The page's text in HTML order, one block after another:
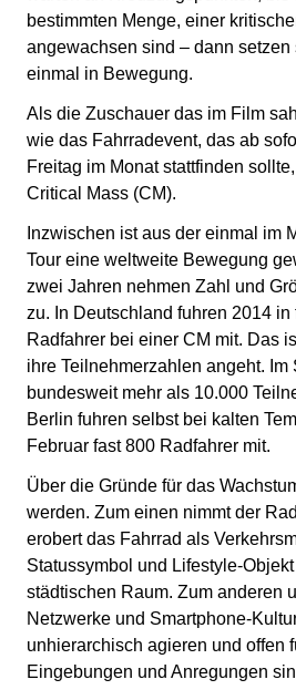
bestimmten Menge, einer
angewachsen sind – dann
einmal in Bewegung.
Als die Zuschauer das im Film
wie das Fahrradevent, das ab
Freitag im Monat stattfinden
Critical Mass (CM).
Inzwischen ist aus der einmal im
Tour eine weltweite Bewegung
zwei Jahren nehmen Zahl und
zu. In Deutschland fuhren 2014 in
Radfahrer bei einer CM mit. Das
ihre Teilnehmerzahlen angeht. Im
bundesweit mehr als 10.000
Berlin fuhren selbst bei kalten
Februar fast 800 Radfahrer mit.
Über die Gründe für das
werden. Zum einen nimmt der
erobert das Fahrrad als
Statussymbol und Lifestyle-
städtischen Raum. Zum anderen
Netzwerke und Smartphone-
unhierarchisch agieren und offen
Eingebungen und Anregungen